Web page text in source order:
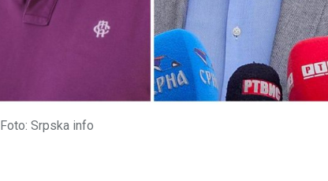
Foto: Srpska info